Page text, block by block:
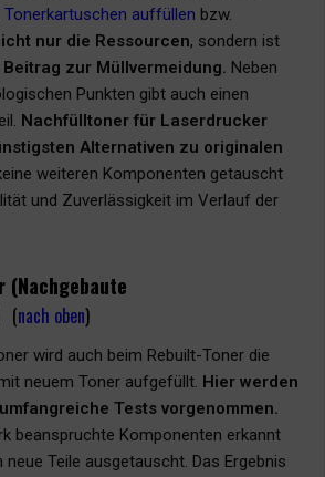
Tonerkartuschen auffüllen bzw.
nur die Ressourcen, sondern ist
zur Müllvermeidung. Neben
Punkten gibt auch einen
Nachfülltoner für Laserdrucker
Alternativen zu originalen
weiteren Komponenten getauscht
und Zuverlässigkeit im Verlauf der
(Nachgebaute
(nach oben)
wird auch beim Rebuilt-Toner die
neuem Toner aufgefüllt. Hier werden
Tests vorgenommen.
beanspruchte Komponenten erkannt
Teile ausgetauscht. Das Ergebnis